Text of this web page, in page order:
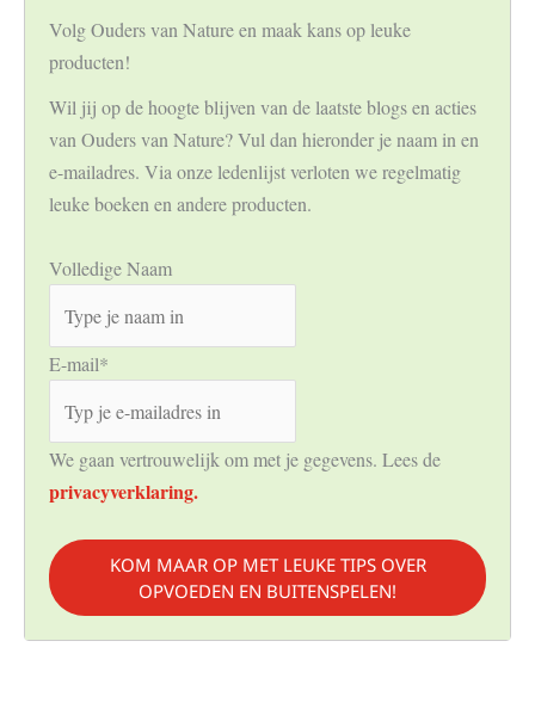
Volg Ouders van Nature en maak kans op leuke
producten!
Wil jij op de hoogte blijven van de laatste blogs en acties
van Ouders van Nature? Vul dan hieronder je naam in en
e-mailadres. Via onze ledenlijst verloten we regelmatig
leuke boeken en andere producten.
Volledige Naam
E-mail*
We gaan vertrouwelijk om met je gegevens. Lees de
privacyverklaring.
KOM MAAR OP MET LEUKE TIPS OVER
OPVOEDEN EN BUITENSPELEN!